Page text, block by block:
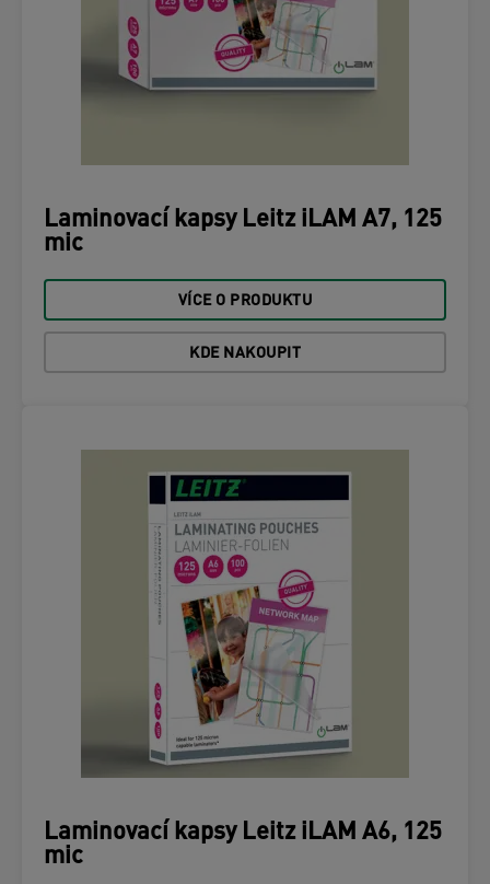
Laminovací kapsy Leitz iLAM A7, 125
mic
VÍCE O PRODUKTU
KDE NAKOUPIT
Laminovací kapsy Leitz iLAM A6, 125
mic